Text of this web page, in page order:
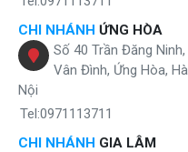
CHI NHÁNH ỨNG HÒA
Số 40 Trần Đăng Ninh,
Vân Đình, Ứng Hòa, Hà
Nội
Tel:0971113711
CHI NHÁNH GIA LÂM